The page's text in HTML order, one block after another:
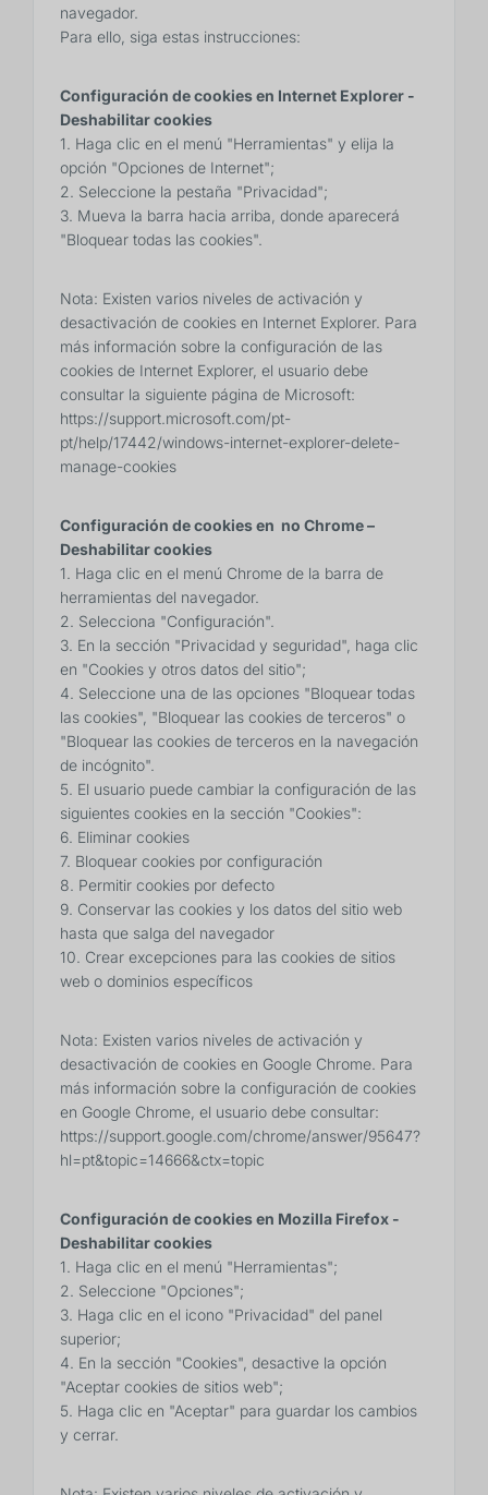
navegador.
Para ello, siga estas instrucciones:
Configuración de cookies en Internet Explorer -
Deshabilitar cookies
1. Haga clic en el menú "Herramientas" y elija la
opción "Opciones de Internet";
2. Seleccione la pestaña "Privacidad";
3. Mueva la barra hacia arriba, donde aparecerá
"Bloquear todas las cookies".
Nota: Existen varios niveles de activación y
desactivación de cookies en Internet Explorer. Para
más información sobre la configuración de las
cookies de Internet Explorer, el usuario debe
consultar la siguiente página de Microsoft:
https://support.microsoft.com/pt-
pt/help/17442/windows-internet-explorer-delete-
manage-cookies
Configuración de cookies en no Chrome –
Deshabilitar cookies
1. Haga clic en el menú Chrome de la barra de
herramientas del navegador.
2. Selecciona "Configuración".
3. En la sección "Privacidad y seguridad", haga clic
en "Cookies y otros datos del sitio";
4. Seleccione una de las opciones "Bloquear todas
las cookies", "Bloquear las cookies de terceros" o
"Bloquear las cookies de terceros en la navegación
de incógnito".
5. El usuario puede cambiar la configuración de las
siguientes cookies en la sección "Cookies":
6. Eliminar cookies
7. Bloquear cookies por configuración
8. Permitir cookies por defecto
9. Conservar las cookies y los datos del sitio web
hasta que salga del navegador
10. Crear excepciones para las cookies de sitios
web o dominios específicos
Nota: Existen varios niveles de activación y
desactivación de cookies en Google Chrome. Para
más información sobre la configuración de cookies
en Google Chrome, el usuario debe consultar:
https://support.google.com/chrome/answer/95647?
hl=pt&topic=14666&ctx=topic
Configuración de cookies en Mozilla Firefox -
Deshabilitar cookies
1. Haga clic en el menú "Herramientas";
2. Seleccione "Opciones";
3. Haga clic en el icono "Privacidad" del panel
superior;
4. En la sección "Cookies", desactive la opción
"Aceptar cookies de sitios web";
5. Haga clic en "Aceptar" para guardar los cambios
y cerrar.